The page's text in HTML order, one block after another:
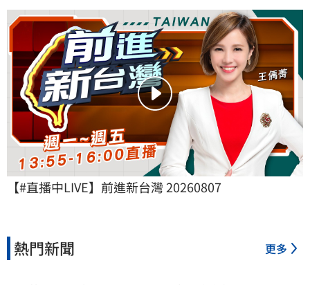
【#直播中LIVE】前進新台灣 20260807
熱門新聞 更多